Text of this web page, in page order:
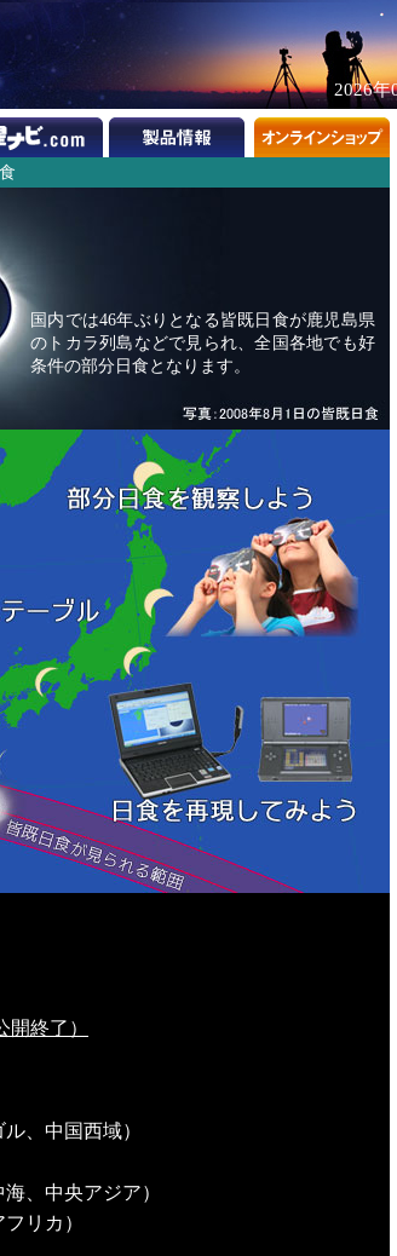
2026年
国内では46年ぶりとなる皆既日食が鹿児島県
のトカラ列島などで見られ、全国各地でも好
条件の部分日食となります。
開終了）
、中国西域）
、中央アジア）
リカ）